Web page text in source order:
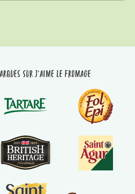
sur J'aime le fromage